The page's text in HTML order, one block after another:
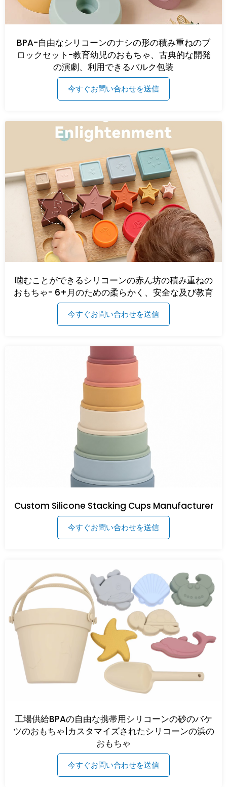
BPA-自由なシリコーンのナシの形の積み重ねのブ
ロックセット-教育幼児のおもちゃ、古典的な開発
の演劇、利用できるバルク包装
今すぐお問い合わせを送信
噛むことができるシリコーンの赤ん坊の積み重ねの
おもちゃ- 6+月のための柔らかく、安全な及び教育
今すぐお問い合わせを送信
Custom Silicone Stacking Cups Manufacturer
今すぐお問い合わせを送信
工場供給BPAの自由な携帯用シリコーンの砂のバケ
ツのおもちゃ|カスタマイズされたシリコーンの浜の
おもちゃ
今すぐお問い合わせを送信